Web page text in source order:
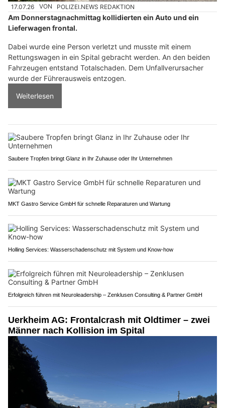
17.07.26 VON POLIZEI.NEWS REDAKTION
Am Donnerstagnachmittag kollidierten ein Auto und ein
Lieferwagen frontal.
Dabei wurde eine Person verletzt und musste mit einem
Rettungswagen in ein Spital gebracht werden. An den beiden
Fahrzeugen entstand Totalschaden. Dem Unfallverursacher
wurde der Führerausweis entzogen.
Weiterlesen
Saubere Tropfen bringt Glanz in Ihr Zuhause oder Ihr Unternehmen
MKT Gastro Service GmbH für schnelle Reparaturen und Wartung
Holling Services: Wasserschadenschutz mit System und Know-how
Erfolgreich führen mit Neuroleadership – Zenklusen Consulting & Partner GmbH
Uerkheim AG: Frontalcrash mit Oldtimer – zwei
Männer nach Kollision im Spital